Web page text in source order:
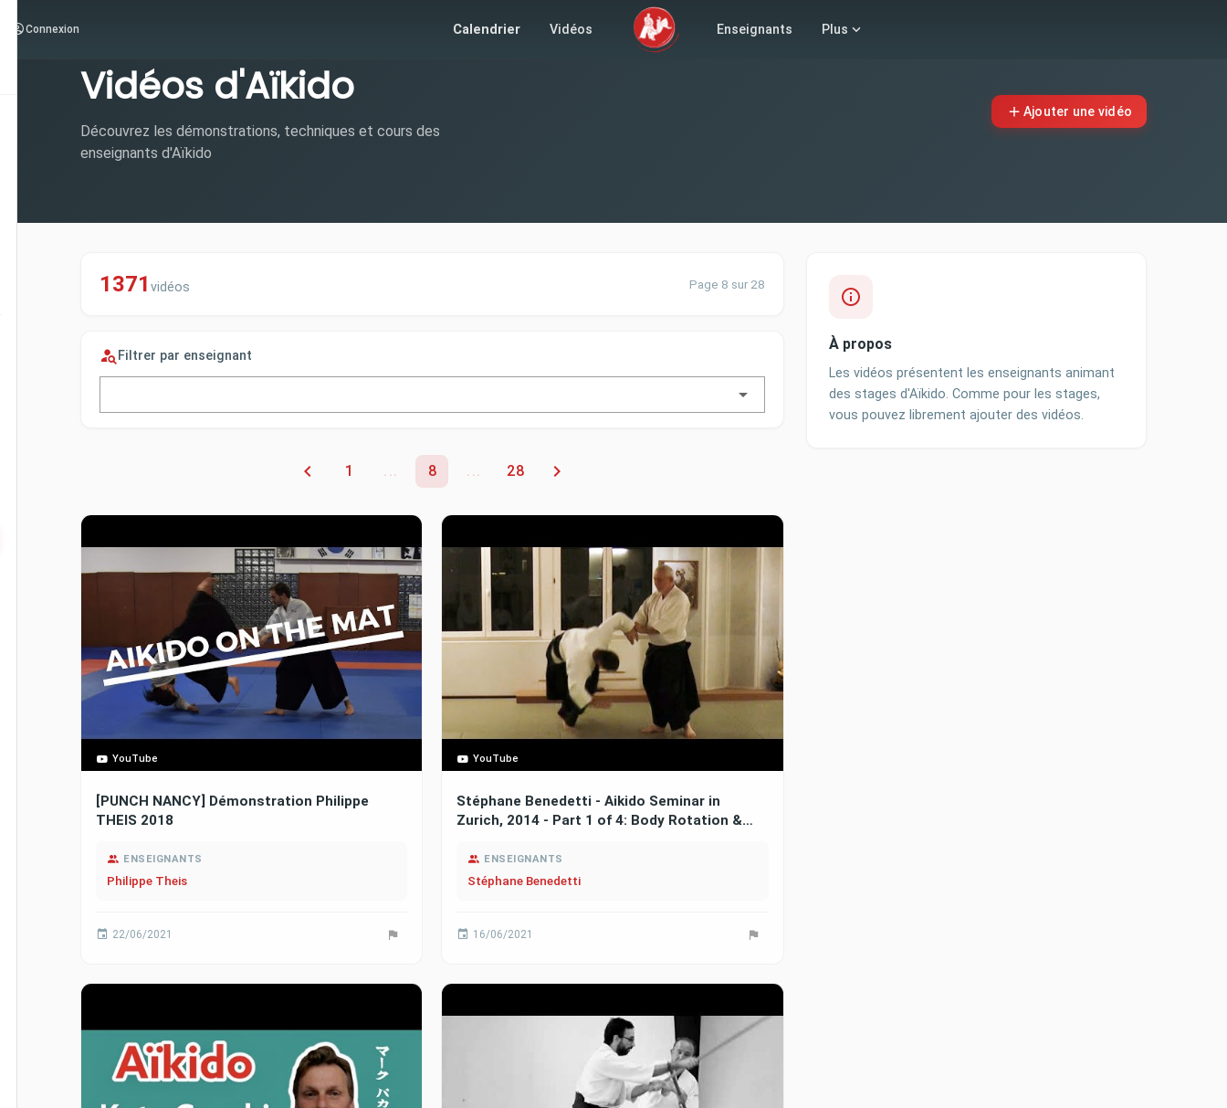
Connexion Calendrier Vidéos Enseignants Plus
Vidéos d'Aïkido
Découvrez les démonstrations, techniques et cours des
enseignants d'Aïkido
Ajouter une vidéo
1371 vidéos Page 8 sur 28
Filtrer par enseignant
1 ... 8 ... 28
YouTube
[PUNCH NANCY] Démonstration Philippe
THEIS 2018
ENSEIGNANTS
Philippe Theis
22/06/2021
YouTube
Stéphane Benedetti - Aikido Seminar in
Zurich, 2014 - Part 1 of 4: Body Rotation &
ENSEIGNANTS
Stéphane Benedetti
16/06/2021
À propos
Les vidéos présentent les enseignants animant
des stages d'Aïkido. Comme pour les stages,
vous pouvez librement ajouter des vidéos.